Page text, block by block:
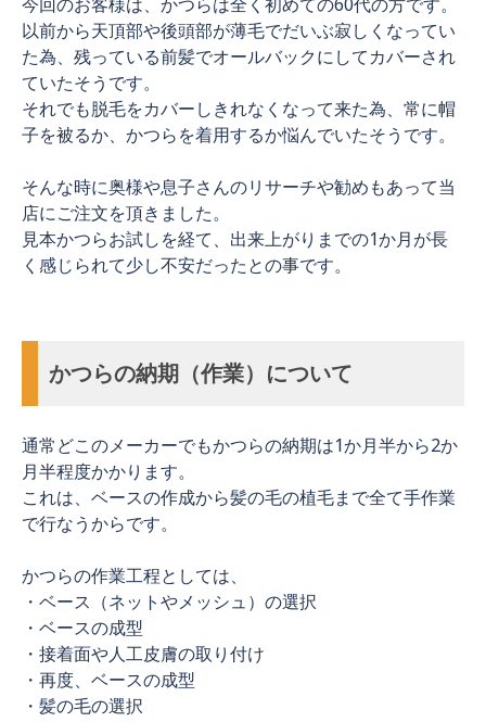
以前から天頂部や後頭部が薄毛でだいぶ寂しくなってい
た為、残っている前髪でオールバックにしてカバーされ
ていたそうです。
それでも脱毛をカバーしきれなくなって来た為、常に帽
子を被るか、かつらを着用するか悩んでいたそうです。
そんな時に奥様や息子さんのリサーチや勧めもあって当
店にご注文を頂きました。
見本かつらお試しを経て、出来上がりまでの1か月が長
く感じられて少し不安だったとの事です。
かつらの納期（作業）について
通常どこのメーカーでもかつらの納期は1か月半から2か
月半程度かかります。
これは、ベースの作成から髪の毛の植毛まで全て手作業
で行なうからです。
かつらの作業工程としては、
・ベース（ネットやメッシュ）の選択
・ベースの成型
・接着面や人工皮膚の取り付け
・再度、ベースの成型
・髪の毛の選択